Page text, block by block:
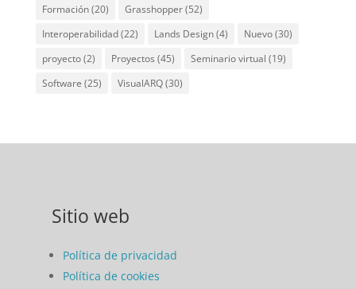
Formación(20) Grasshopper(52)
Interoperabilidad(22) Lands Design(4) Nuevo(30)
proyecto(2) Proyectos (45) Seminario virtual (19)
Software (25) VisualARQ(30)
Sitio web
Política de privacidad
Política de cookies